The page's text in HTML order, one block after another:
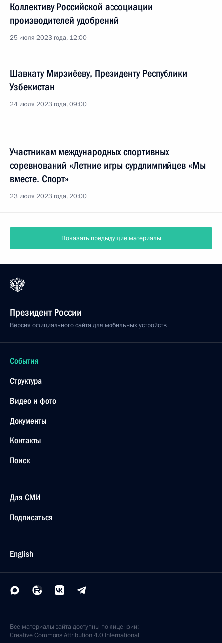
Коллективу Российской ассоциации
производителей удобрений
25 июля 2023 года, 12:00
Шавкату Мирзиёеву, Президенту Республики
Узбекистан
24 июля 2023 года, 09:00
Участникам международных спортивных
соревнований «Летние игры сурдлимпийцев «Мы
вместе. Спорт»
23 июля 2023 года, 20:00
Показать предыдущие материалы
Президент России
Версия официального сайта для мобильных устройств
События
Структура
Видео и фото
Документы
Контакты
Поиск
Для СМИ
Подписаться
English
Все материалы сайта доступны по лицензии:
Creative Commons Attribution 4.0 International